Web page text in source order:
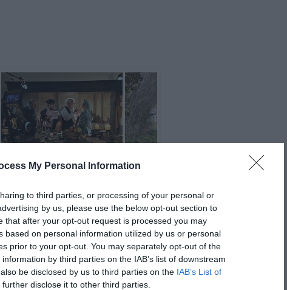
My Personal Information
to third parties, or processing of your personal or
by us, please use the below opt-out section to
that after your opt-out request is processed you may
based on personal information utilized by us or personal
prior to your opt-out. You may separately opt-out of the
by third parties on the IAB’s list of downstream
be disclosed by us to third parties on the IAB’s List of
disclose it to other third parties.